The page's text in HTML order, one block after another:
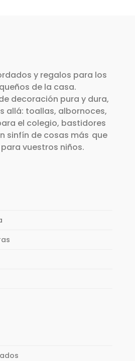
y regalos para los
de la casa.
decoración pura y dura,
allá: toallas, albornoces,
el colegio, bastidores
sinfín de cosas más que
vuestros niños.